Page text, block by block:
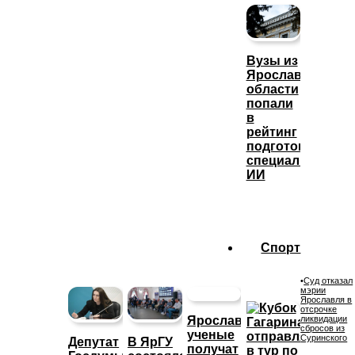
Вузы из
Ярославской
области
попали
в
рейтинг
подготовки
специалистов
ИИ
Депутат
В ЯрГУ
Ярославские
ученые
получат
Спорт
•Суд отказал
мэрии
Ярославля в
отсрочке
ликвидации
сбросов из
Суринского